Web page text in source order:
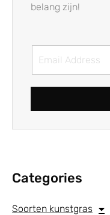
belang zijn!
Categories
Soorten kunstgras